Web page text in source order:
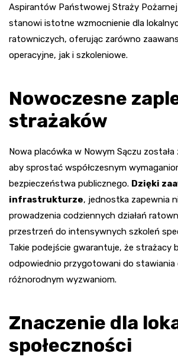
Aspirantów Państwowej Straży Pożarnej
stanowi istotne wzmocnienie dla
ratowniczych, oferując zarówno
operacyjne, jak i szkoleniowe.
Nowoczesne
strażaków
Nowa placówka w Nowym Sączu
aby sprostać współczesnym
bezpieczeństwa publicznego. Dzięki
infrastrukturze, jednostka zapewnia
prowadzenia codziennych działań
przestrzeń do intensywnych szkoleń
Takie podejście gwarantuje, że strażacy
odpowiednio przygotowani do stawiania
różnorodnym wyzwaniom.
Znaczenie dla
społeczności